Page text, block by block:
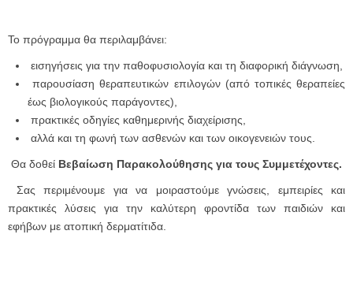
Το πρόγραμμα θα περιλαμβάνει:
εισηγήσεις για την παθοφυσιολογία και τη διαφορική διάγνωση,
παρουσίαση θεραπευτικών επιλογών (από τοπικές θεραπείες
έως βιολογικούς παράγοντες),
πρακτικές οδηγίες καθημερινής διαχείρισης,
αλλά και τη φωνή των ασθενών και των οικογενειών τους.
Θα δοθεί Βεβαίωση Παρακολούθησης για τους Συμμετέχοντες.
Σας περιμένουμε για να μοιραστούμε γνώσεις, εμπειρίες και
πρακτικές λύσεις για την καλύτερη φροντίδα των παιδιών και
εφήβων με ατοπική δερματίτιδα.